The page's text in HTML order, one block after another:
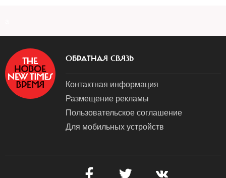
ОБРАТНАЯ СВЯЗЬ
Контактная информация
Размещение рекламы
Пользовательское соглашение
Для мобильных устройств